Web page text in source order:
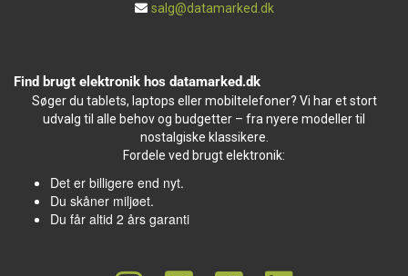
salg@datamarked.dk
Find brugt elektronik hos datamarked.dk
Søger du tablets, laptops eller mobiltelefoner? Vi har et stort
udvalg til alle behov og budgetter – fra nyere modeller til
nostalgiske klassikere.
Fordele ved brugt elektronik:
Det er billigere end nyt.
Du skåner miljøet.
Du får altid 2 års garanti